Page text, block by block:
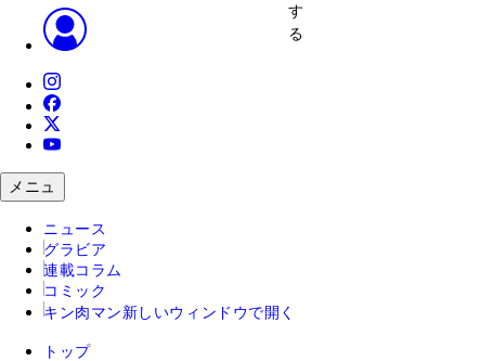
す
る
メニュ
ニュース
グラビア
連載コラム
コミック
キン肉マン 新しいウィンドウで開く
トップ